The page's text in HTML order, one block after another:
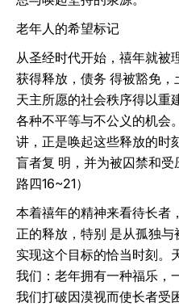
老年人的希望标记
从圣经时代开始，禧年就被
获得释放，债务 得被豁免
天主所愿的社会秩序得以重
各种不平等与不公义的机会
讲，正是唤起这些释放的时
盲者复 明，并为被囚禁和受
路四16~21）
本着禧年的精神来看待长者
正的释放，特别 是从孤独
实现这个目标的恰当时刻。
我们：老年拥有一种福乐，
我们打破因漠视而使长者受